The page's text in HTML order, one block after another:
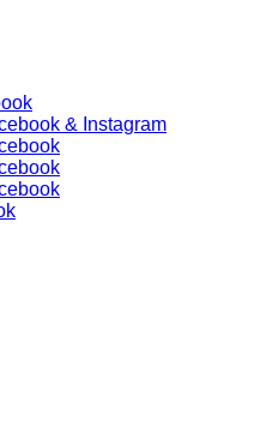
& Instagram